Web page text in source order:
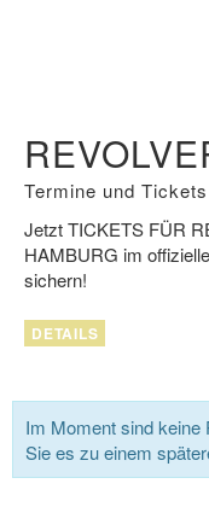
Termine und Tickets
JetztTICKETS FÜR
HAMBURG im
sichern!
DETAILS
Im Moment sind keine
Sie es zu einem